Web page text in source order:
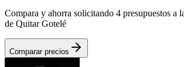
Compara y ahorra solicitando 4 presupuestos a
de Quitar Gotelé
Comparar precios